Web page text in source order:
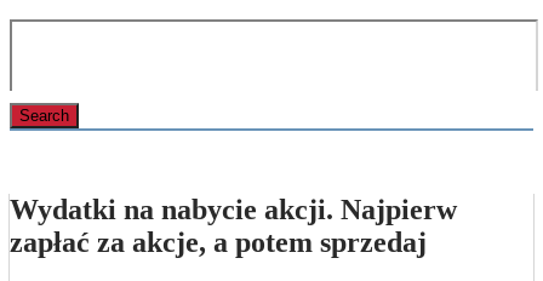
Wydatki na nabycie akcji. Najpierw
zapłać za akcje, a potem sprzedaj